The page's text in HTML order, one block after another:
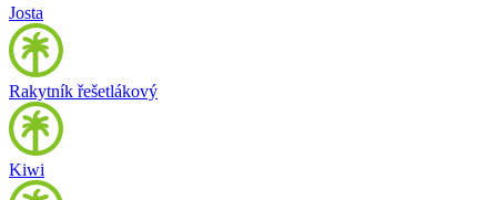
Josta
Rakytník řešetlákový
Kiwi